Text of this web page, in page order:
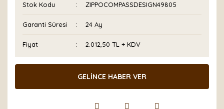
Stok Kodu ZIPPOCOMPASSDESIGN49805
Garanti Süresi 24 Ay
Fiyat 2.012,50 TL + KDV
GELİNCE HABER VER